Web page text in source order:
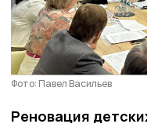
Фото: Павел Васильев
Реновация